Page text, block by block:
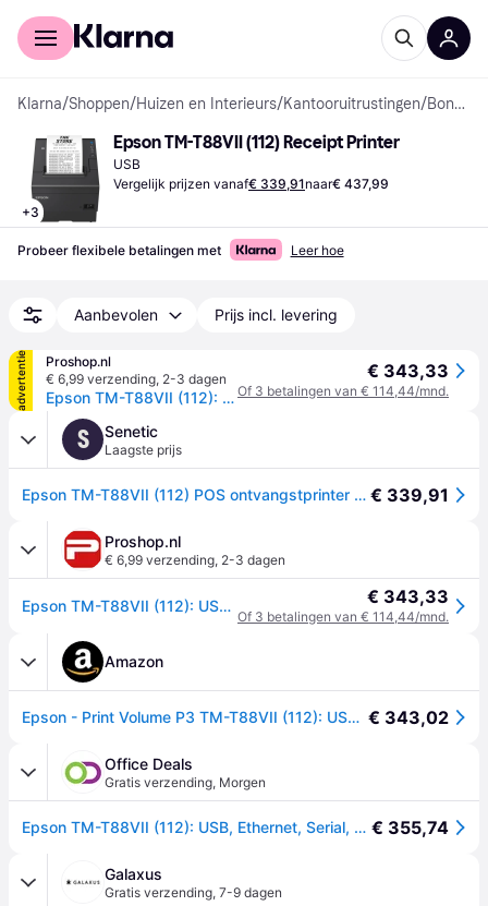
Voor shoppers
Klarna/Shoppen/Huizen en Interieurs/Kantooruitrustingen/ Bonprinters
+3
Epson TM-T88VII (112) Receipt Printer
USB
Vergelijk prijzen vanaf€ 339,91naar€ 437,99
Probeer flexibele betalingen met Leer hoe
Aanbevolen Prijs incl. levering
advertentie
Proshop.nl
€ 6,99 verzending, 2-3 dagen
Epson TM-T88VII (112): USB Eth Serial PS Buzz Black - Zwart-wit - Thermische inkjet
€ 343,33
Of 3 betalingen van € 114,44/mnd.
S Senetic
Laagste prijs
Epson TM-T88VII (112) POS ontvangstprinter 500mm/s Wi-Fi C31CJ57112 € 339,91
Proshop.nl
€ 6,99 verzending, 2-3 dagen
Epson TM-T88VII (112): USB Eth Serial PS Buzz Black - Zwart-wit - Thermische inkjet € 343,33
Of 3 betalingen van € 114,44/mnd.
Amazon
Epson - Print Volume P3 TM-T88VII (112): USB ETHERNET Serial PS Black € 343,02
Office Deals
Gratis verzending, Morgen
Epson TM-T88VII (112): USB, Ethernet, Serial, PS, Black (C31CJ57112) € 355,74
Galaxus
Gratis verzending, 7-9 dagen